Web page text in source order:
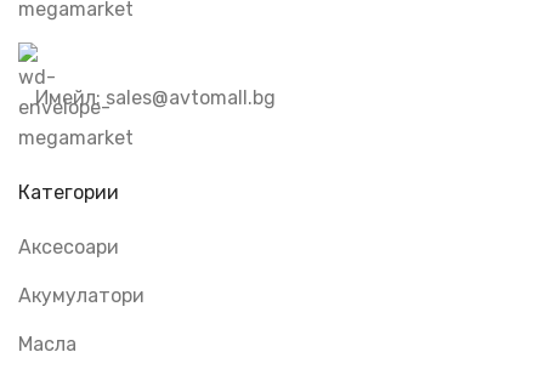
Имейл: sales@avtomall.bg
Категории
Аксесоари
Акумулатори
Масла